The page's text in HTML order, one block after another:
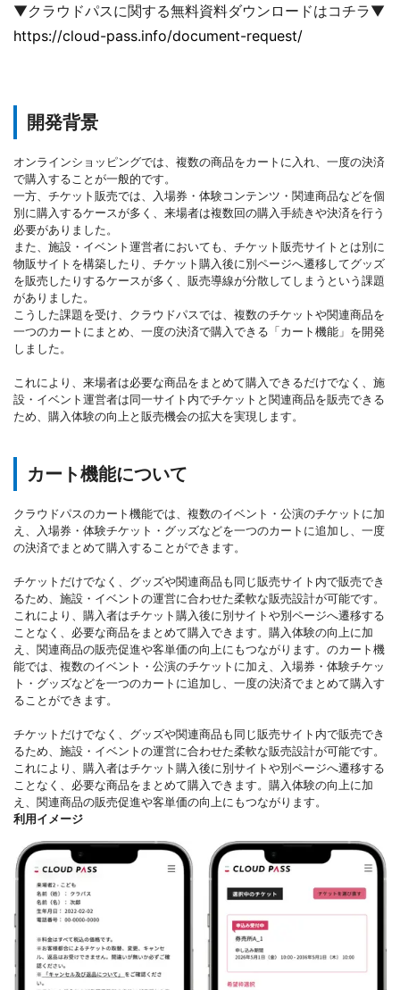
▼クラウドパスに関する無料資料ダウンロードはコチラ▼
https://cloud-pass.info/document-request/
開発背景
オンラインショッピングでは、複数の商品をカートに入れ、一度の決済
で購入することが一般的です。
一方、チケット販売では、入場券・体験コンテンツ・関連商品などを個
別に購入するケースが多く、来場者は複数回の購入手続きや決済を行う
必要がありました。
また、施設・イベント運営者においても、チケット販売サイトとは別に
物販サイトを構築したり、チケット購入後に別ページへ遷移してグッズ
を販売したりするケースが多く、販売導線が分散してしまうという課題
がありました。
こうした課題を受け、クラウドパスでは、複数のチケットや関連商品を
一つのカートにまとめ、一度の決済で購入できる「カート機能」を開発
しました。
これにより、来場者は必要な商品をまとめて購入できるだけでなく、施
設・イベント運営者は同一サイト内でチケットと関連商品を販売できる
ため、購入体験の向上と販売機会の拡大を実現します。
カート機能について
クラウドパスのカート機能では、複数のイベント・公演のチケットに加
え、入場券・体験チケット・グッズなどを一つのカートに追加し、一度
の決済でまとめて購入することができます。
チケットだけでなく、グッズや関連商品も同じ販売サイト内で販売でき
るため、施設・イベントの運営に合わせた柔軟な販売設計が可能です。
これにより、購入者はチケット購入後に別サイトや別ページへ遷移する
ことなく、必要な商品をまとめて購入できます。購入体験の向上に加
え、関連商品の販売促進や客単価の向上にもつながります。のカート機
能では、複数のイベント・公演のチケットに加え、入場券・体験チケッ
ト・グッズなどを一つのカートに追加し、一度の決済でまとめて購入す
ることができます。
チケットだけでなく、グッズや関連商品も同じ販売サイト内で販売でき
るため、施設・イベントの運営に合わせた柔軟な販売設計が可能です。
これにより、購入者はチケット購入後に別サイトや別ページへ遷移する
ことなく、必要な商品をまとめて購入できます。購入体験の向上に加
え、関連商品の販売促進や客単価の向上にもつながります。
利用イメージ